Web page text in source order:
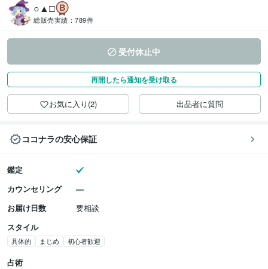
○▲□
総販売実績： 789件
受付休止中
再開したら通知を受け取る
お気に入り(2) 出品者に質問
ココナラの安心保証
鑑定
カウンセリング
お届け日数
要相談
スタイル
具体的 まじめ 初心者歓迎
占術